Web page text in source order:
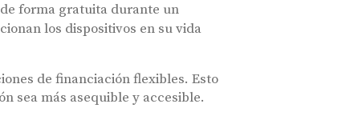
forma gratuita durante un
los dispositivos en su vida
de financiación flexibles. Esto
sea más asequible y accesible.